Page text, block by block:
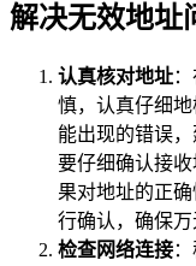
解决无效地址
认真核对地址
慎，认真仔细
能出现的错误
要仔细确认接
果对地址的正
行确认，确保万
检查网络连接